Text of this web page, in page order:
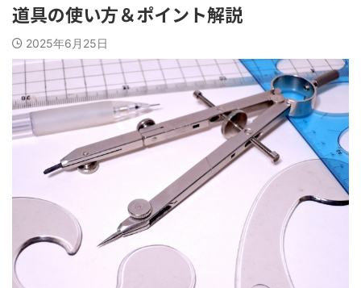
道具の使い方＆ポイント解説
2025年6月25日